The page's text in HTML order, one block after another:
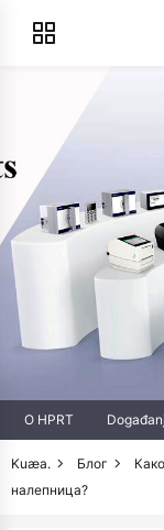
O HPRT
Kuæa. Блог
налепница?